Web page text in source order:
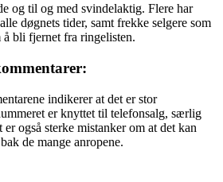
og til og med svindelaktig. Flere har
døgnets tider, samt frekke selgere som
bli fjernet fra ringelisten.
indikerer at det er stor
er knyttet til telefonsalg, særlig
også sterke mistanker om at det kan
de mange anropene.